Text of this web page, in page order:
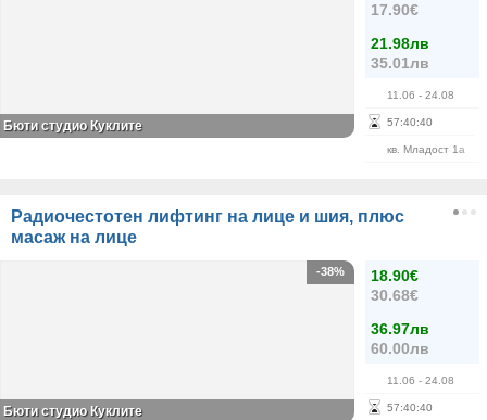
17.90€
21.98лв
35.01лв
11.06 - 24.08
57:40:40
кв. Младост 1а
Бюти студио Куклите
Радиочестотен лифтинг на лице и шия, плюс
масаж на лице
18.90€
30.68€
36.97лв
60.00лв
11.06 - 24.08
57:40:40
-38%
Бюти студио Куклите